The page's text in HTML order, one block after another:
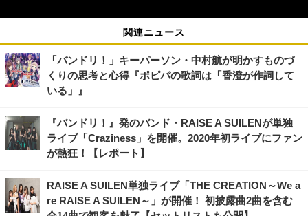
関連ニュース
「バンドリ！」キーパーソン・中村航が明かすものづ
くりの思考と心得『ポピパの歌詞は「香澄が作詞して
いる」』
『バンドリ！』発のバンド・RAISE A SUILENが単独
ライブ「Craziness」を開催。2020年初ライブにファン
が熱狂！【レポート】
RAISE A SUILEN単独ライブ「THE CREATION～We a
re RAISE A SUILEN～」が開催！ 初披露曲2曲を含む